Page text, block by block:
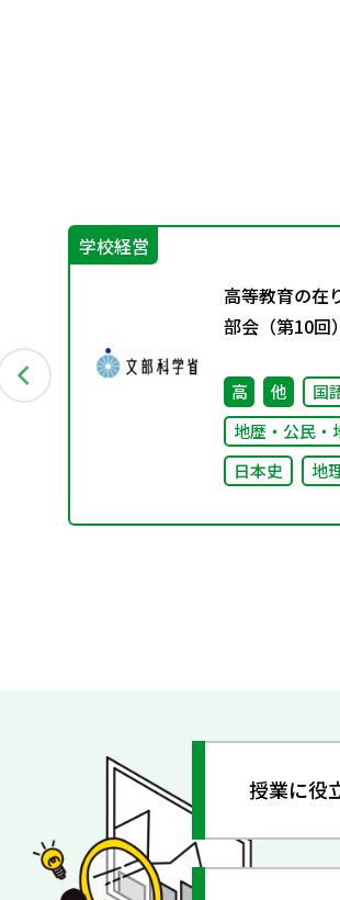
学校経営
高等教育の在
部会（第10回
高 他
国
地歴・公民・
日本史
地
授業に役